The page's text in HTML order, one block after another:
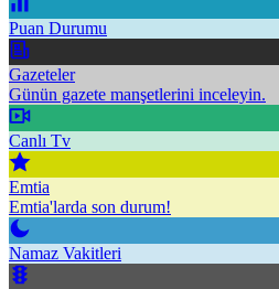
Puan Durumu
Gazeteler
Günün gazete manşetlerini inceleyin.
Canlı Tv
Emtia
Emtia'larda son durum!
Namaz Vakitleri